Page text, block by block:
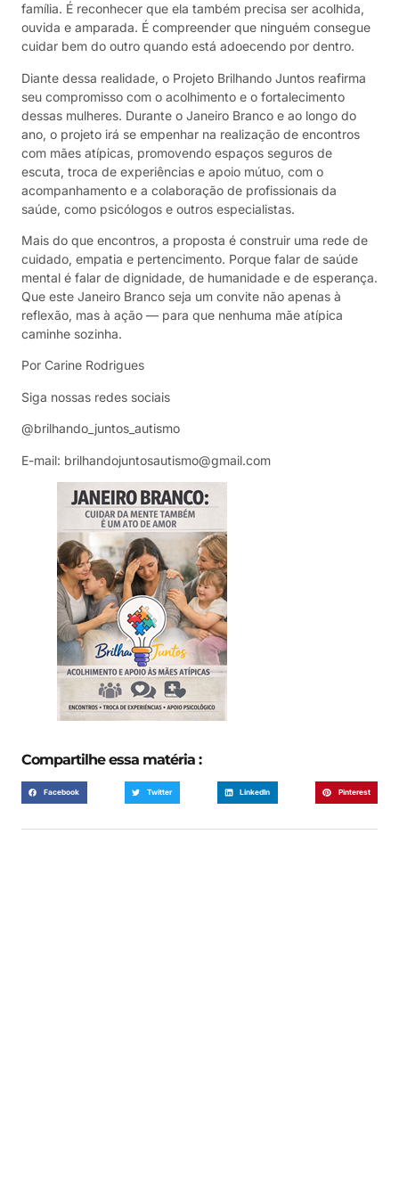
família. É reconhecer que ela também precisa ser acolhida,
ouvida e amparada. É compreender que ninguém consegue
cuidar bem do outro quando está adoecendo por dentro.
Diante dessa realidade, o Projeto Brilhando Juntos reafirma
seu compromisso com o acolhimento e o fortalecimento
dessas mulheres. Durante o Janeiro Branco e ao longo do
ano, o projeto irá se empenhar na realização de encontros
com mães atípicas, promovendo espaços seguros de
escuta, troca de experiências e apoio mútuo, com o
acompanhamento e a colaboração de profissionais da
saúde, como psicólogos e outros especialistas.
Mais do que encontros, a proposta é construir uma rede de
cuidado, empatia e pertencimento. Porque falar de saúde
mental é falar de dignidade, de humanidade e de esperança.
Que este Janeiro Branco seja um convite não apenas à
reflexão, mas à ação — para que nenhuma mãe atípica
caminhe sozinha.
Por Carine Rodrigues
Siga nossas redes sociais
@brilhando_juntos_autismo
E-mail: brilhandojuntosautismo@gmail.com
Compartilhe essa matéria :
Facebook Twitter LinkedIn Pinterest